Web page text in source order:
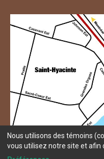
Nous utilisons des témoins
vous utilisez notre site et afin